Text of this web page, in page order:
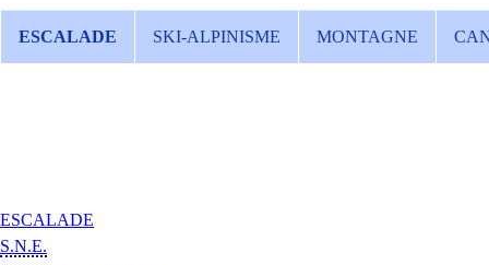
ESCALADE SKI-ALPINISME MONTAGNE
ESCALADE
S.N.E.